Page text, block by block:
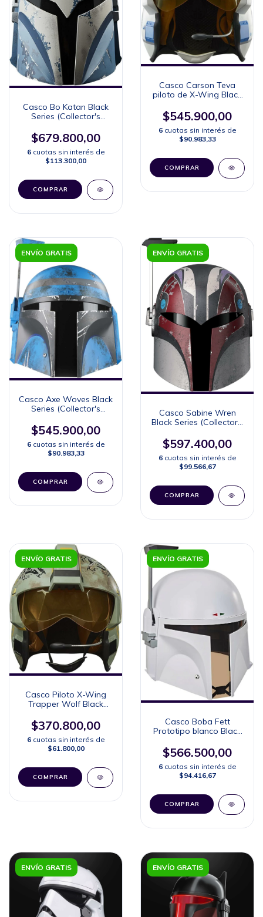
Casco Bo Katan Black
Series (Collector's
$679.800,00
6 cuotas sin interés de
$113.300,00
Casco Carson Teva
piloto de X-Wing Black
Edition)
$545.900,00
6 cuotas sin interés de
$90.983,33
ENVÍO GRATIS
Casco Axe Woves Black
Series (Collector's
$545.900,00
6 cuotas sin interés de
$90.983,33
ENVÍO GRATIS
Casco Sabine Wren
Black Series (Collector's
$597.400,00
6 cuotas sin interés de
$99.566,67
ENVÍO GRATIS
Casco Piloto X-Wing
Trapper Wolf Black
Edition)
$370.800,00
6 cuotas sin interés de
$61.800,00
ENVÍO GRATIS
Casco Boba Fett
Prototipo blanco Black
Edition)
$566.500,00
6 cuotas sin interés de
$94.416,67
ENVÍO GRATIS ENVÍO GRATIS